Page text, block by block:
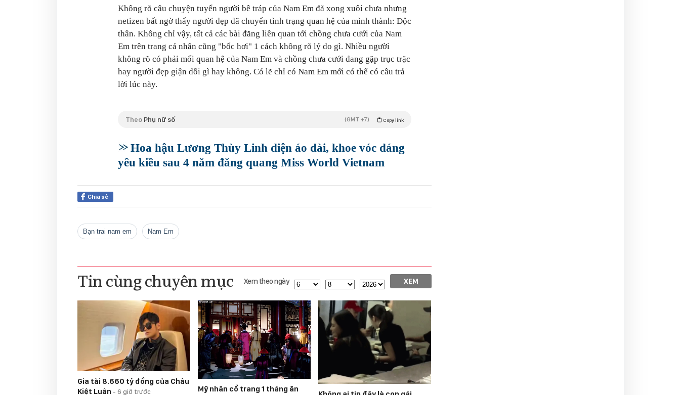
Không rõ câu chuyện tuyển người bê tráp của Nam Em đã xong xuôi chưa nhưng
netizen bất ngờ thấy người đẹp đã chuyển tình trạng quan hệ của mình thành: Độc
thân. Không chỉ vậy, tất cả các bài đăng liên quan tới chồng chưa cưới của Nam
Em trên trang cá nhân cũng "bốc hơi" 1 cách không rõ lý do gì. Nhiều người
không rõ có phải mối quan hệ của Nam Em và chồng chưa cưới đang gặp trục trặc
hay người đẹp giận dỗi gì hay không. Có lẽ chỉ có Nam Em mới có thể có câu trả
lời lúc này.
Theo Phụ nữ số Copy link
(GMT +7)
Hoa hậu Lương Thùy Linh diện áo dài, khoe vóc dáng
yêu kiều sau 4 năm đăng quang Miss World Vietnam
Chia sẻ
bạn trai nam em Nam Em
Tin cùng chuyên mục Xem theo ngày XEM
Gia tài 8.660 tỷ đồng của Châu
Kiệt Luân - 6 giờ trước
Mỹ nhân cổ trang 1 tháng ăn